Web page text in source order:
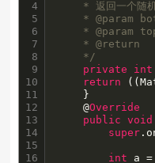
4
5
6
7
8
9
10
11
12
13
14
15
16
* 返回一个随
* @param
* @param
    * @return
    */
private
int
return
    }
    @
Override
public
void
super
int a =